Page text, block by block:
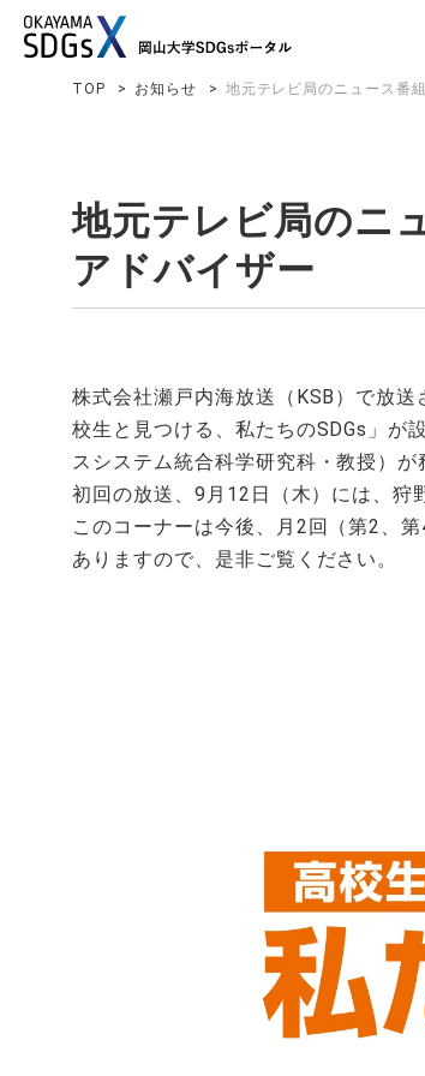
News
TOP お知らせ 地元テレビ局のニュース番
地元テレビ局のニ
アドバイザー
株式会社瀬戸内海放送（KSB）で放
校生と見つける、私たちのSDGs」が
スシステム統合科学研究科・教授）が
初回の放送、9月12日（木）には、狩
このコーナーは今後、月2回（第2、
ありますので、是非ご覧ください。